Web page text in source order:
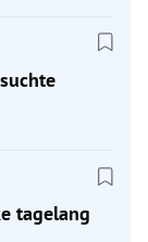
tagelang